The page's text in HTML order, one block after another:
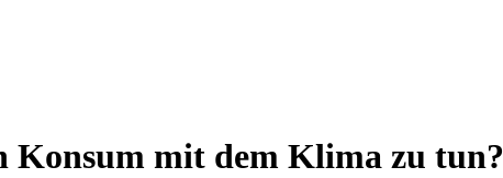
Konsum mit dem Klima zu tun?